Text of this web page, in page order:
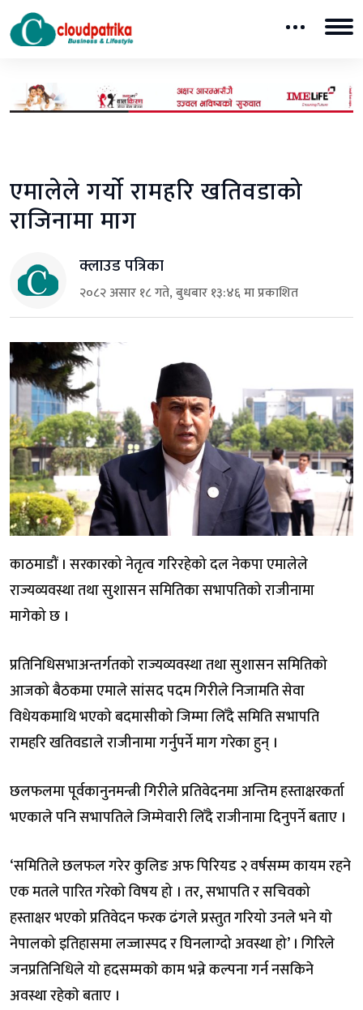
एमालेले गर्याे रामहरि खतिवडाको
राजिनामा माग
क्लाउड पत्रिका
२०८२ असार १८ गते, बुधबार १३:४६ मा प्रकाशित
काठमाडौं । सरकारको नेतृत्व गरिरहेको दल नेकपा एमालेले
राज्यव्यवस्था तथा सुशासन समितिका सभापतिको राजीनामा
मागेको छ ।
प्रतिनिधिसभाअन्तर्गतको राज्यव्यवस्था तथा सुशासन समितिको
आजको बैठकमा एमाले सांसद पदम गिरीले निजामति सेवा
विधेयकमाथि भएको बदमासीको जिम्मा लिँदै समिति सभापति
रामहरि खतिवडाले राजीनामा गर्नुपर्ने माग गरेका हुन् ।
छलफलमा पूर्वकानुनमन्त्री गिरीले प्रतिवेदनमा अन्तिम हस्ताक्षरकर्ता
भएकाले पनि सभापतिले जिम्मेवारी लिँदै राजीनामा दिनुपर्ने बताए ।
‘समितिले छलफल गरेर कुलिङ अफ पिरियड २ वर्षसम्म कायम रहने
एक मतले पारित गरेको विषय हो । तर, सभापति र सचिवको
हस्ताक्षर भएको प्रतिवेदन फरक ढंगले प्रस्तुत गरियो उनले भने याे
नेपालको इतिहासमा लज्जास्पद र घिनलाग्दो अवस्था हो’ । गिरिले
जनप्रतिनिधिले याे हदसम्मकाे काम भन्ने कल्पना गर्न नसकिने
अवस्था रहेकाे बताए ।